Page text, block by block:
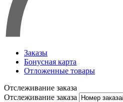
Заказы
Бонусная карта
Отложенные товары
Отслеживание заказа
Отслеживание заказа